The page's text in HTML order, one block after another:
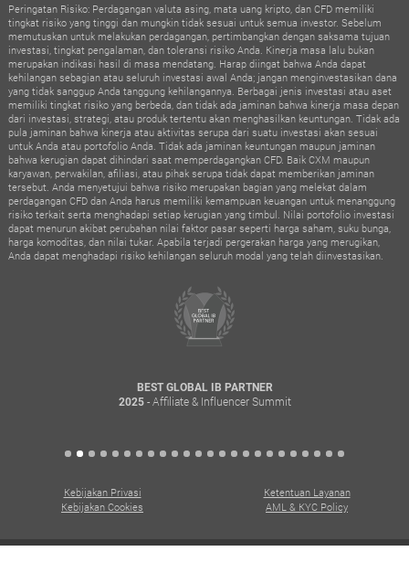
Peringatan Risiko: Perdagangan valuta asing, mata uang kripto, dan CFD memiliki
tingkat risiko yang tinggi dan mungkin tidak sesuai untuk semua investor. Sebelum
memutuskan untuk melakukan perdagangan, pertimbangkan dengan saksama tujuan
investasi, tingkat pengalaman, dan toleransi risiko Anda. Kinerja masa lalu bukan
merupakan indikasi hasil di masa mendatang. Harap diingat bahwa Anda dapat
kehilangan sebagian atau seluruh investasi awal Anda; jangan menginvestasikan dana
yang tidak sanggup Anda tanggung kehilangannya. Berbagai jenis investasi atau aset
memiliki tingkat risiko yang berbeda, dan tidak ada jaminan bahwa kinerja masa depan
dari investasi, strategi, atau produk tertentu akan menghasilkan keuntungan. Tidak ada
pula jaminan bahwa kinerja atau aktivitas serupa dari suatu investasi akan sesuai
untuk Anda atau portofolio Anda. Tidak ada jaminan keuntungan maupun jaminan
bahwa kerugian dapat dihindari saat memperdagangkan CFD. Baik CXM maupun
karyawan, perwakilan, afiliasi, atau pihak serupa tidak dapat memberikan jaminan
tersebut. Anda menyetujui bahwa risiko merupakan bagian yang melekat dalam
perdagangan CFD dan Anda harus memiliki kemampuan keuangan untuk menanggung
risiko terkait serta menghadapi setiap kerugian yang timbul. Nilai portofolio investasi
dapat menurun akibat perubahan nilai faktor pasar seperti harga saham, suku bunga,
harga komoditas, dan nilai tukar. Apabila terjadi pergerakan harga yang merugikan,
Anda dapat menghadapi risiko kehilangan seluruh modal yang telah diinvestasikan.
BEST GLOBAL IB PARTNER
2025- Affiliate & Influencer Summit
Kebijakan Privasi
Ketentuan Layanan
Kebijakan Cookies
AML & KYC Policy